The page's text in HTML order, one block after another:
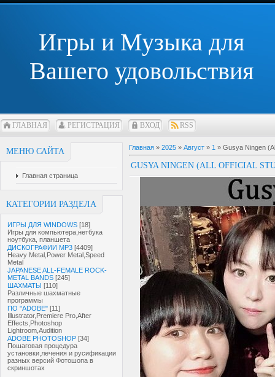
Игры и Музыка для
Вашего удовольствия
ГЛАВНАЯ РЕГИСТРАЦИЯ ВХОД RSS
МЕНЮ САЙТА
Главная страница
КАТЕГОРИИ РАЗДЕЛА
ИГРЫ ДЛЯ WINDOWS [18]
Игры для компьютера,нетбука
ноутбука, планшета
ДИСКОГРАФИИ MP3 [4409]
Heavy Metal,Power Metal,Speed
Metal
JAPANESE ALL-FEMALE ROCK-
METAL BANDS [245]
ШАХМАТЫ [110]
Различные шахматные
программы
ПО "ADOBE" [11]
Illustrator,Premiere Pro,After
Effects,Photoshop
Lightroom,Audition
ADOBE PHOTOSHOP [34]
Пошаговая процедура
установки,лечения и русификации
разных версий Фотошопа в
скриншотах
Главная » 2025 » Август » 1 » Gusya Ningen
GUSYA NINGEN (ALL OFFICIAL